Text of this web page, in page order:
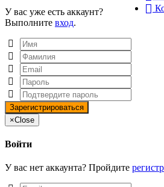
У вас уже есть аккаунт?
Выполните вход.
×Close
Войти
У вас нет аккаунта? Пройдите